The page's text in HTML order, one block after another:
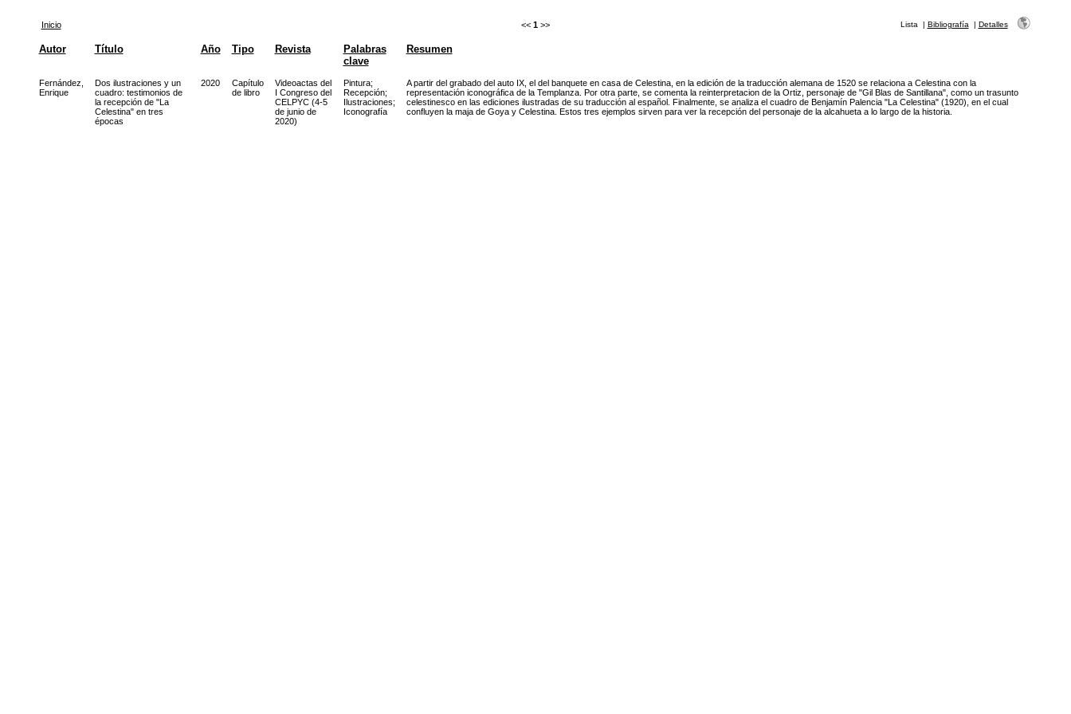
Inicio << 1 >> Lista | Bibliografía | Detalles
Autor Título Año Tipo Revista
Palabras
clave
Resumen
Fernández,
Enrique
Dos ilustraciones y un
cuadro: testimonios de
la recepción de "La
Celestina" en tres
épocas
2020
Capítulo
de libro
Videoactas del
I Congreso del
CELPYC (4-5
de junio de
2020)
Pintura;
Recepción;
Ilustraciones;
Iconografía
A partir del grabado del auto IX, el del banquete en casa de Celestina, en la edición de la traducción alemana de 1520 se relaciona a Celestina con la
representación iconográfica de la Templanza. Por otra parte, se comenta la reinterpretacion de la Ortiz, personaje de "Gil Blas de Santillana", como un trasunto
celestinesco en las ediciones ilustradas de su traducción al español. Finalmente, se analiza el cuadro de Benjamín Palencia "La Celestina" (1920), en el cual
confluyen la maja de Goya y Celestina. Estos tres ejemplos sirven para ver la recepción del personaje de la alcahueta a lo largo de la historia.